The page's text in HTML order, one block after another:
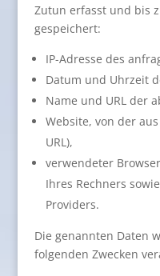
Zutun erfasst und bis
gespeichert:
IP-Adresse des
Datum und Uhrzeit
Name und URL der
Website, von der
URL),
verwendeter
Ihres Rechners
Providers.
Die genannten Daten
folgenden Zwecken